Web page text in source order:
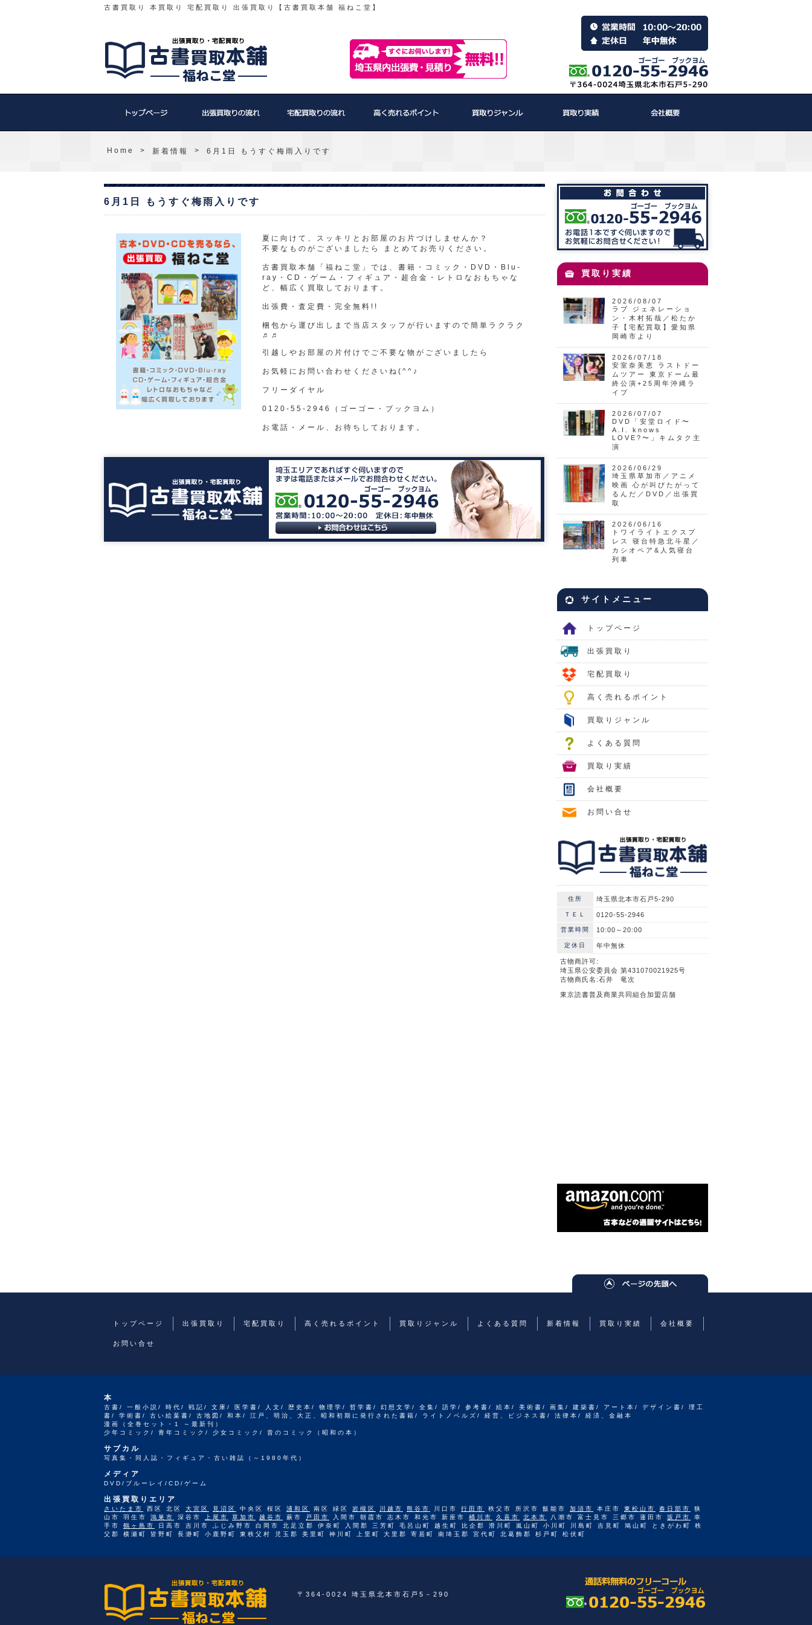
古書買取り 本買取り 宅配買取り 出張買取り【古書買取本舗 福ねこ堂】
Home > 新着情報 > 6月1日 もうすぐ梅雨入りです
6月1日 もうすぐ梅雨入りです
夏に向けて、スッキリとお部屋のお片づけしませんか？
不要なものがございましたら まとめてお売りください。
古書買取本舗「福ねこ堂」では、書籍・コミック・DVD・Blu-
ray・CD・ゲーム・フィギュア・超合金・レトロなおもちゃな
ど、幅広く買取しております。
出張費・査定費・完全無料!!
梱包から運び出しまで当店スタッフが行いますので簡単ラクラク
♬♬
引越しやお部屋の片付けでご不要な物がございましたら
お気軽にお問い合わせくださいね(^^♪
フリーダイヤル
0120-55-2946（ゴーゴー・ブックヨム）
お電話・メール、お待ちしております。
買取り実績
2026/08/07
ラブ ジェネレーショ
ン・木村拓哉／松たか
子【宅配買取】愛知県
岡崎市より
2026/07/18
安室奈美恵 ラストドー
ムツアー 東京ドーム最
終公演+25周年沖縄ラ
イブ
2026/07/07
DVD「安堂ロイド〜
A.I. knows
LOVE?〜」キムタク主
演
2026/06/29
埼玉県草加市／アニメ
映画 心が叫びたがって
るんだ／DVD／出張買
取
2026/06/16
トワイライトエクスプ
レス 寝台特急北斗星／
カシオペア&人気寝台
列車
サイトメニュー
トップページ
出張買取り
宅配買取り
高く売れるポイント
買取りジャンル
よくある質問
買取り実績
会社概要
お問い合せ
住所 埼玉県北本市石戸5-290
ＴＥＬ 0120-55-2946
営業時間 10:00～20:00
定休日 年中無休
古物商許可:
埼玉県公安委員会 第431070021925号
古物商氏名:石井 竜次
東京読書普及商業共同組合加盟店舗
トップページ 出張買取り 宅配買取り 高く売れるポイント 買取りジャンル よくある質問 新着情報 買取り実績 会社概要
お問い合せ
本
古書/ 一般小説/ 時代/ 戦記/ 文庫/ 医学書/ 人文/ 歴史本/ 物理学/ 哲学書/ 幻想文学/ 全集/ 語学/ 参考書/ 絵本/ 美術書/ 画集/ 建築書/ アート本/ デザイン書/ 理工
書/ 学術書/ 古い絵葉書/ 古地図/ 和本/ 江戸、明治、大正、昭和初期に発行された書籍/ ライトノベルズ/ 経営、ビジネス書/ 法律本/ 経済、金融本
漫画（全巻セット・1 ～最新刊）
少年コミック/ 青年コミック/ 少女コミック/ 昔のコミック（昭和の本）
サブカル
写真集・同人誌・フィギュア・古い雑誌（～1980年代）
メディア
DVD/ブルーレイ/CD/ゲーム
出張買取りエリア
さいたま市 西区 北区 大宮区 見沼区 中央区 桜区 浦和区 南区 緑区 岩槻区 川越市 熊谷市 川口市 行田市 秩父市 所沢市 飯能市 加須市 本庄市 東松山市 春日部市
狭
山市 羽生市 鴻巣市 深谷市 上尾市 草加市 越谷市 蕨市 戸田市 入間市 朝霞市 志木市 和光市 新座市 桶川市 久喜市 北本市 八潮市 富士見市 三郷市 蓮田市 坂戸市
幸
手市 鶴ヶ島市
日高市 吉川市 ふじみ野市 白岡市 北足立郡 伊奈町 入間郡 三芳町 毛呂山町 越生町 比企郡 滑川町 嵐山町 小川町 川島町 吉見町 鳩山町 ときがわ町 秩
父郡 横瀬町 皆野町 長瀞町 小鹿野町 東秩父村 児玉郡 美里町 神川町 上里町 大里郡 寄居町 南埼玉郡 宮代町 北葛飾郡 杉戸町 松伏町
〒364-0024 埼玉県北本市石戸5－290